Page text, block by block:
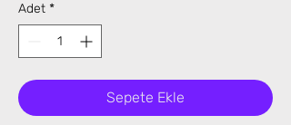
Adet *
Sepete Ekle